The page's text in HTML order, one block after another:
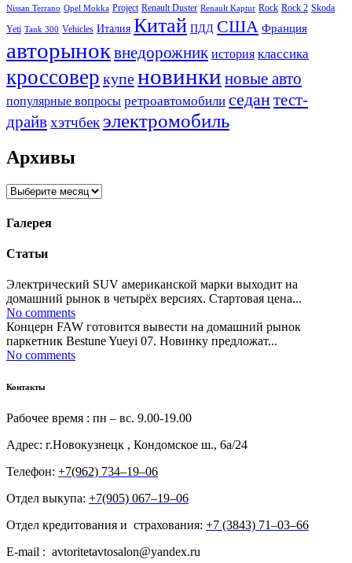
Nissan Terrano Opel Mokka Project Renault Duster Renault Kaptur Rock Rock 2 Skoda
Yeti Tank 300 Vehicles Италия Китай ПДД США Франция
авторыноквнедорожник история классика
кроссовер купеновинки новые авто
популярные вопросы ретроавтомобили седантест-
драйвхэтчбек электромобиль
Архивы
Архивы
Галерея
Статьи
Электрический SUV американской марки выходит на
домашний рынок в четырёх версиях. Стартовая цена...
No comments
Концерн FAW готовится вывести на домашний рынок
паркетник Bestune Yueyi 07. Новинку предложат...
No comments
Контакты
Рабочее время : пн – вс. 9.00-19.00
Адрес: г.Новокузнецк , Кондомское ш., 6а/24
Телефон: +7(962) 734‒19‒06
Отдел выкупа: +7(905) 067‒19‒06
Отдел кредитования и страхования: +7 (3843) 71‒03‒66
E-mail : avtoritetavtosalon@yandex.ru